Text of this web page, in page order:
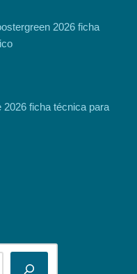
2026 ficha
2026 ficha técnica para